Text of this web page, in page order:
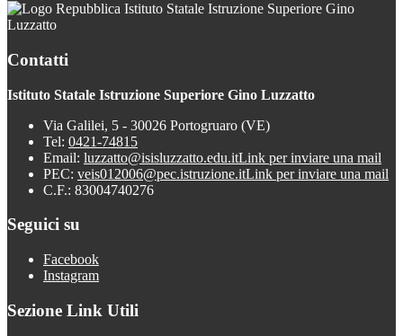
Istituto Statale Istruzione Superiore Gino
Luzzatto
Contatti
Istituto Statale Istruzione Superiore Gino Luzzatto
Via Galilei, 5 - 30026 Portogruaro (VE)
Tel: 0421-74815
Email: luzzatto@isisluzzatto.edu.itLink per inviare una mail
PEC: veis012006@pec.istruzione.itLink per inviare una mail
C.F.: 83004740276
Seguici su
Facebook
Instagram
Sezione Link Utili